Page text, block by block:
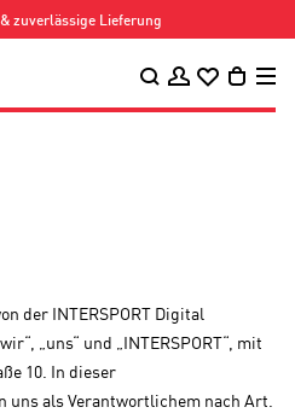
Lieferung
der INTERSPORT Digital
„uns“ und „INTERSPORT“, mit
10. In dieser
uns als Verantwortlichem nach Art.